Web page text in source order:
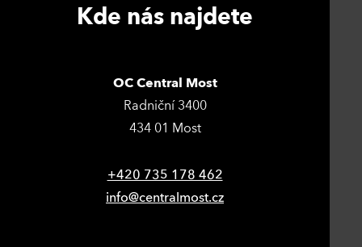
Kde nás najdete
OC Central Most
Radniční 3400
434 01 Most
+420 735 178 462
info@centralmost.cz